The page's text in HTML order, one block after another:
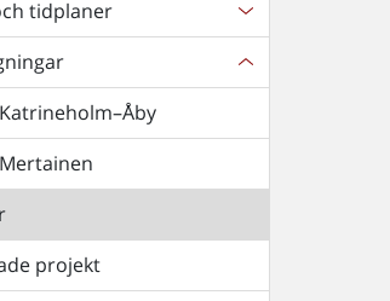
tidplaner
projekt